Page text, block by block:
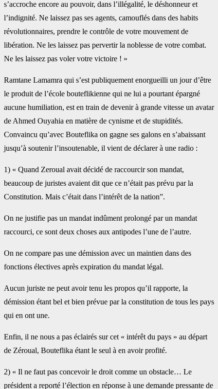
s’accroche encore au pouvoir, dans l’illégalité, le déshonneur et
l’indignité. Ne laissez pas ses agents, camouflés dans des habits
révolutionnaires, prendre le contrôle de votre mouvement de
libération. Ne les laissez pas pervertir la noblesse de votre combat.
Ne les laissez pas voler votre victoire ! »
Ramtane Lamamra qui s’est publiquement enorgueilli un jour d’être
le produit de l’école bouteflikienne qui ne lui a pourtant épargné
aucune humiliation, est en train de devenir à grande vitesse un avatar
de Ahmed Ouyahia en matière de cynisme et de stupidités.
Convaincu qu’avec Bouteflika on gagne ses galons en s’abaissant
jusqu’à soutenir l’insoutenable, il vient de déclarer à une radio :
1) « Quand Zeroual avait décidé de raccourcir son mandat,
beaucoup de juristes avaient dit que ce n’était pas prévu par la
Constitution. Mais c’était dans l’intérêt de la nation”.
On ne justifie pas un mandat indûment prolongé par un mandat
raccourci, ce sont deux choses aux antipodes l’une de l’autre.
On ne compare pas une démission avec un maintien dans des
fonctions électives après expiration du mandat légal.
Aucun juriste ne peut avoir tenu les propos qu’il rapporte, la
démission étant bel et bien prévue par la constitution de tous les pays
qui en ont une.
Enfin, il ne nous a pas éclairés sur cet « intérêt du pays » au départ
de Zéroual, Bouteflika étant le seul à en avoir profité.
2) « Il ne faut pas concevoir le droit comme un obstacle… Le
président a reporté l’élection en réponse à une demande pressante de